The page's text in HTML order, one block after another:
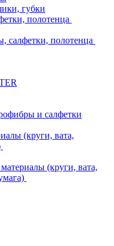
губки
полотенца
салфетки, полотенца
и салфетки
(круги, вата,
(круги, вата,